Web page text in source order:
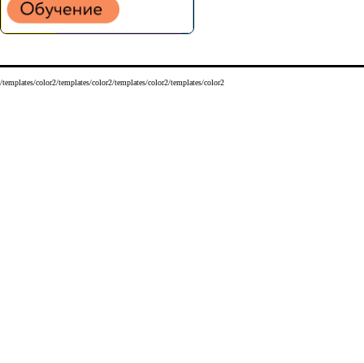
/templates/color2/templates/color2/templates/color2/templates/color2